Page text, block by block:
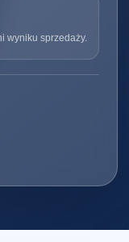
wyniku sprzedaży.